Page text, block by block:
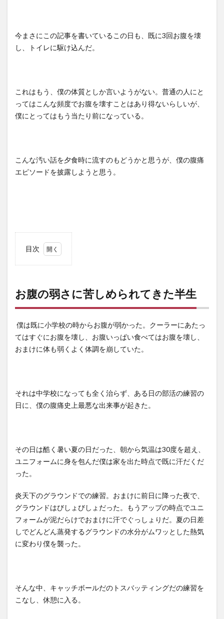
今まさにこの記事を書いているこの日も、既に3回お腹を壊
し、トイレに駆け込んだ。
これはもう、僕の体質としか言いようがない。普通の人にと
ってはこんな頻度でお腹を壊すことはあり得ないらしいが、
僕にとってはもう当たり前になっている。
こんな汚い話を夕食時に流すのもどうかと思うが、僕の腹痛
エピソードを披露しようと思う。
目次
さに
苦し
れて
きた
半生
い僕
なり
お腹の弱さに苦しめられてきた半生
僕は既に小学校の時からお腹が弱かった。クーラーにあたっ
てはすぐにお腹を壊し、お腹いっぱい食べてはお腹を壊し、
おまけに体も弱くよく体調を崩していた。
それは中学校になっても全く治らず、ある日の部活の練習の
日に、僕の腹痛史上最悪な出来事が起きた。
その日は酷く暑い夏の日だった、朝から気温は30度を超え、
ユニフォームに身を包んだ僕は家を出た時点で既に汗だくだ
った。
炎天下のグラウンドでの練習。おまけに前日に降った夜で、
グラウンドはびしょびしょだった。もうアップの時点でユニ
フォームが泥だらけでおまけに汗でぐっしょりだ。夏の日差
しでどんどん蒸発するグラウンドの水分がムワッとした熱気
に変わり僕を襲った。
そんな中、キャッチボールだのトスバッティングだの練習を
こなし、休憩に入る。